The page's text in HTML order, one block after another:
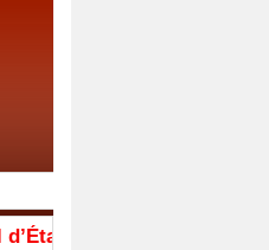
ne sont pas avec